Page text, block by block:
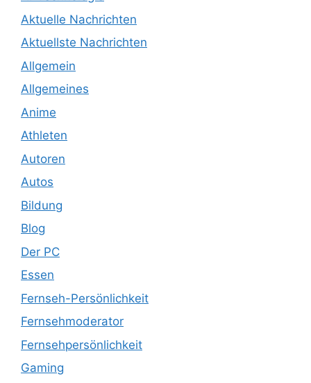
Aktuelle Nachrichten
Aktuellste Nachrichten
Allgemein
Allgemeines
Anime
Athleten
Autoren
Autos
Bildung
Blog
Der PC
Essen
Fernseh-Persönlichkeit
Fernsehmoderator
Fernsehpersönlichkeit
Gaming